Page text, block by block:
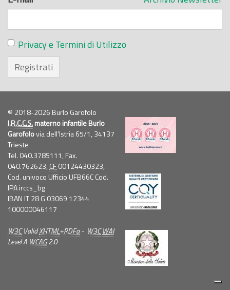
Privacy e Termini di Utilizzo
Registrati
© 2018-2026 Burlo Garofolo
I.R.C.C.S.materno infantile Burlo
Garofolovia dell'Istria 65/1, 34137
Trieste
Tel. 040.3785111, Fax.
040.762623, CF00124430323,
Cod. univoco Ufficio UFB66C Cod.
IPA irccs_bg
IBAN IT 28 G 03069 12344
100000046117
W3CValidXHTML+RDFa- W3C WAI
Level A WCAG2.0